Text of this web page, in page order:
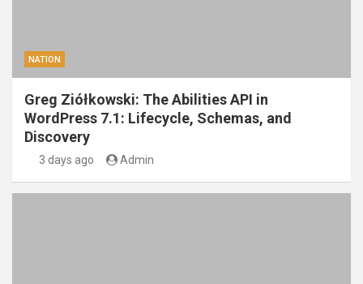
NATION
Greg Ziółkowski: The Abilities API in
WordPress 7.1: Lifecycle, Schemas, and
Discovery
3 days ago Admin